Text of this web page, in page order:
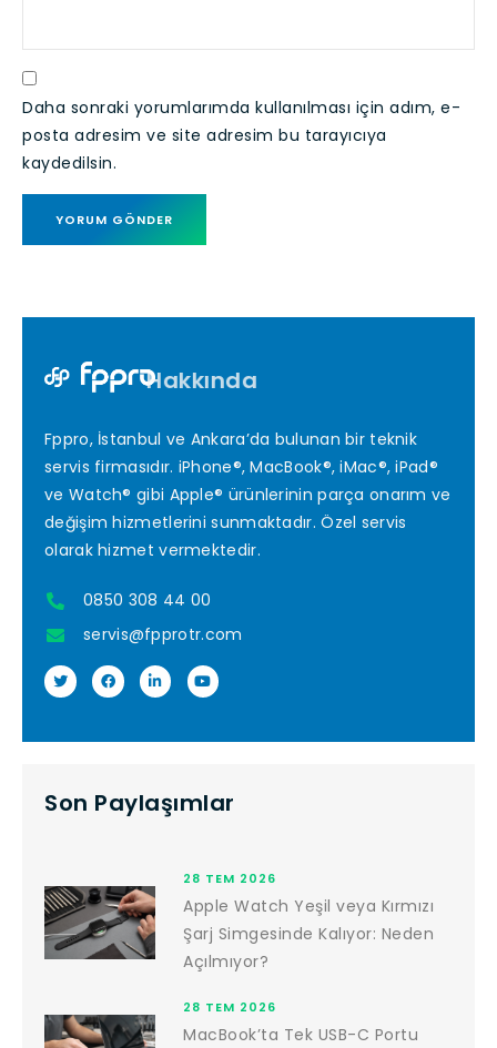
Daha sonraki yorumlarımda kullanılması için adım, e-
posta adresim ve site adresim bu tarayıcıya
kaydedilsin.
Hakkında
Fppro, İstanbul ve Ankara’da bulunan bir teknik
servis firmasıdır. iPhone®, MacBook®, iMac®, iPad®
ve Watch® gibi Apple® ürünlerinin parça onarım ve
değişim hizmetlerini sunmaktadır. Özel servis
olarak hizmet vermektedir.
0850 308 44 00
servis@fpprotr.com
Son Paylaşımlar
28 TEM 2026
Apple Watch Yeşil veya Kırmızı
Şarj Simgesinde Kalıyor: Neden
Açılmıyor?
28 TEM 2026
MacBook’ta Tek USB-C Portu